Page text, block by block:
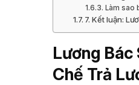
Làm sao
7. Kết luận:
Lương Bác
Chế Trả